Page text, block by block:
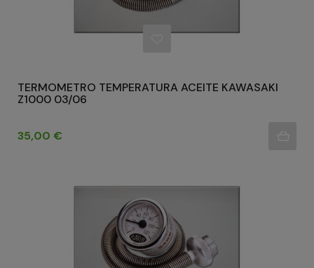
TERMOMETRO TEMPERATURA ACEITE KAWASAKI
Z1000 03/06
Precio
35,00 €